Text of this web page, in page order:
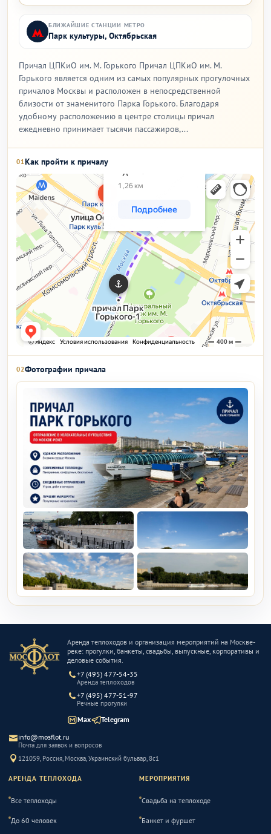
БЛИЖАЙШИЕ СТАНЦИИ МЕТРО
Парк культуры, Октябрьская
Причал ЦПКиО им. М. Горького Причал ЦПКиО им. М.
Горького является одним из самых популярных прогулочных
причалов Москвы и расположен в непосредственной
близости от знаменитого Парка Горького. Благодаря
удобному расположению в центре столицы причал
ежедневно принимает тысячи пассажиров,...
01 Как пройти к причалу
02Фотографии причала
Аренда теплоходов и организация мероприятий на Москве-
реке: прогулки, банкеты, свадьбы, выпускные, корпоративы и
деловые события.
+7 (495) 477-54-35
Аренда теплоходов
+7 (495) 477-51-97
Речные прогулки
info@mosflot.ru
Почта для заявок и вопросов
121059, Россия, Москва, Украинский бульвар, 8с1
Max Telegram
АРЕНДА ТЕПЛОХОДА
Все теплоходы
До 60 человек
МЕРОПРИЯТИЯ
Свадьба на теплоходе
Банкет и фуршет